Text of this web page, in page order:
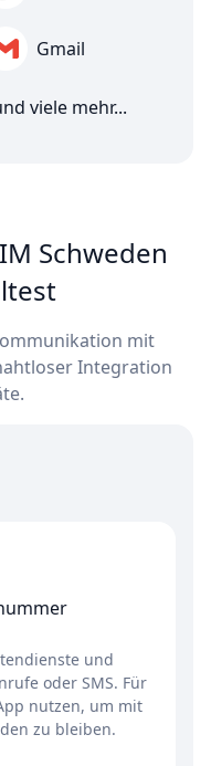
Gmail
viele mehr...
Schweden
mit
Integration
und
oder SMS. Für
nutzen, um mit
zu bleiben.